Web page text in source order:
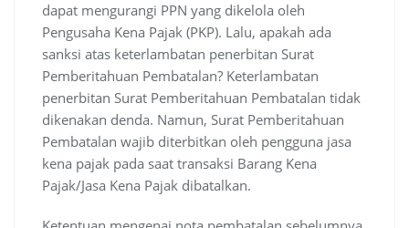
dapat mengurangi PPN yang dikelola oleh
Pengusaha Kena Pajak (PKP). Lalu, apakah ada
sanksi atas keterlambatan penerbitan Surat
Pemberitahuan Pembatalan? Keterlambatan
penerbitan Surat Pemberitahuan Pembatalan tidak
dikenakan denda. Namun, Surat Pemberitahuan
Pembatalan wajib diterbitkan oleh pengguna jasa
kena pajak pada saat transaksi Barang Kena
Pajak/Jasa Kena Pajak dibatalkan.